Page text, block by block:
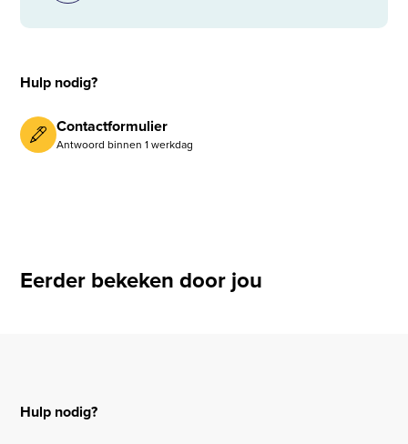
Hulp nodig?
Contactformulier
Antwoord binnen 1 werkdag
Eerder bekeken door jou
Hulp nodig?